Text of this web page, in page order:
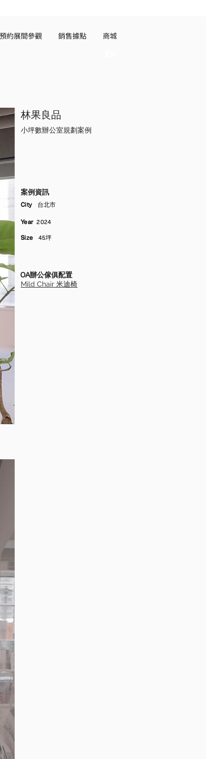
預約展間參觀 銷售據點 商城
林果良品
小坪數辦公室規劃案例
​案例資訊
City台北市
Year2024
Size 45坪
OA辦公傢俱配置
Mild Chair 米迪椅